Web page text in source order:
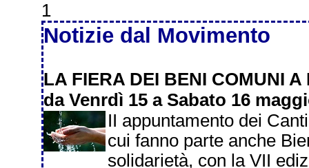
1
Notizie dal Movimento
LA FIERA DEI BENI COMUNI
da Venrdì 15 a Sabato 16
II appuntamento dei
cui fanno parte anche
solidarietà, con la VII